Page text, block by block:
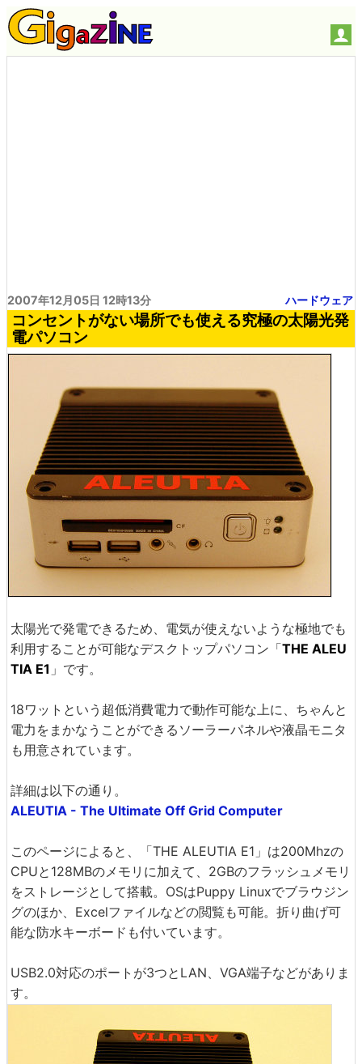
2007年12月05日 12時13分 ハードウェア
コンセントがない場所でも使える究極の太陽光発
電パソコン
太陽光で発電できるため、電気が使えないような極地でも
利用することが可能なデスクトップパソコン「THE ALEU
TIA E1 」です。
18ワットという超低消費電力で動作可能な上に、ちゃんと
電力をまかなうことができるソーラーパネルや液晶モニタ
も用意されています。
詳細は以下の通り。
ALEUTIA - The Ultimate Off Grid Computer
このページによると、「THE ALEUTIA E1」は200Mhzの
CPUと128MBのメモリに加えて、2GBのフラッシュメモリ
をストレージとして搭載。OSはPuppy Linuxでブラウジン
グのほか、Excelファイルなどの閲覧も可能。折り曲げ可
能な防水キーボードも付いています。
USB2.0対応のポートが3つとLAN、VGA端子などがありま
す。